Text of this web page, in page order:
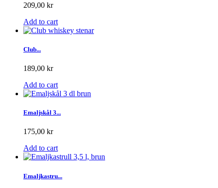
209,00 kr
Add to cart
Club...
189,00 kr
Add to cart
Emaljskål 3...
175,00 kr
Add to cart
Emaljkastru...